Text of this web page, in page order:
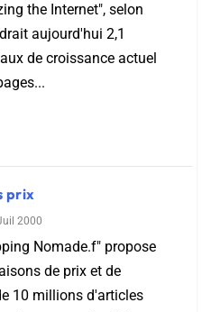
the Internet", selon
aujourd'hui 2,1
de croissance actuel
prix
2000
Nomade.f" propose
de prix et de
10 millions d'articles